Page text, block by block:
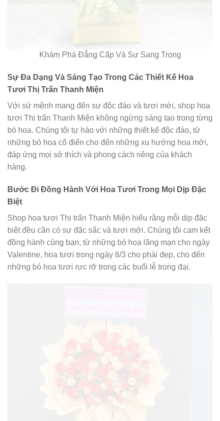
Khám Phá Đẳng Cấp Và Sự Sang Trọng
Sự Đa Dạng Và Sáng Tạo Trong Các Thiết Kế Hoa
Tươi Thị Trấn Thanh Miện
Với sứ mệnh mang đến sự độc đáo và tươi mới, shop hoa
tươi Thị trấn Thanh Miện không ngừng sáng tạo trong từng
bó hoa. Chúng tôi tự hào với những thiết kế độc đáo, từ
những bó hoa cổ điển cho đến những xu hướng hoa mới,
đáp ứng mọi sở thích và phong cách riêng của khách
hàng.
Bước Đi Đồng Hành Với Hoa Tươi Trong Mọi Dịp Đặc
Biệt
Shop hoa tươi Thị trấn Thanh Miện hiểu rằng mỗi dịp đặc
biệt đều cần có sự đặc sắc và tươi mới. Chúng tôi cam kết
đồng hành cùng bạn, từ những bó hoa lãng mạn cho ngày
Valentine, hoa tươi trong ngày 8/3 cho phái đẹp, cho đến
những bó hoa tươi rực rỡ trong các buổi lễ trọng đại.